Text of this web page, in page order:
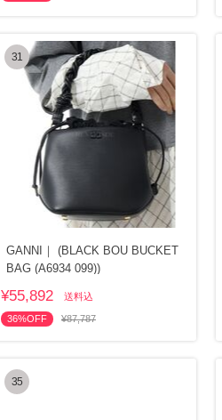
31
GANNI｜ (BLACK BOU BUCKET
BAG (A6934 099))
¥55,892 送料込
36%OFF ¥87,787
35